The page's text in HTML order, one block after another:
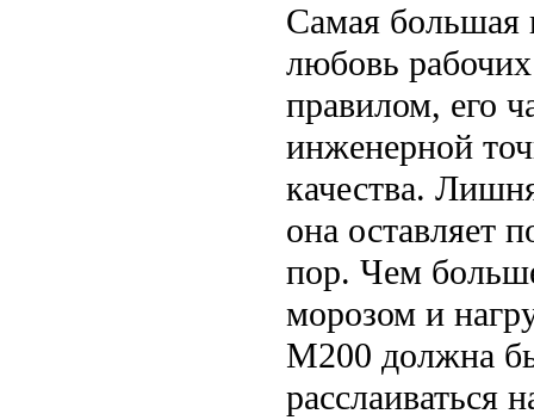
Самая большая
любовь
правилом, его
инженерной
качества.
она оставляет
пор. Чем
морозом и
М200 должна
расслаиваться